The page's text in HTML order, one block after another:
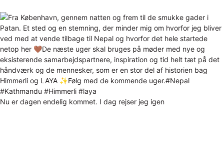
Nu er dagen endelig kommet. I dag rejser jeg igen